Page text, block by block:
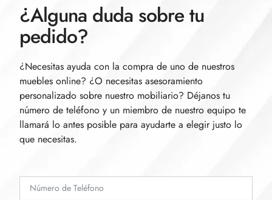
¿Alguna duda sobre tu
pedido?
¿Necesitas ayuda con la compra de uno de nuestros
muebles online? ¿O necesitas asesoramiento
personalizado sobre nuestro mobiliario? Déjanos tu
número de teléfono y un miembro de nuestro equipo te
llamará lo antes posible para ayudarte a elegir justo lo
que necesitas.